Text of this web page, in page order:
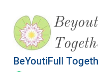
BeYoutiFull